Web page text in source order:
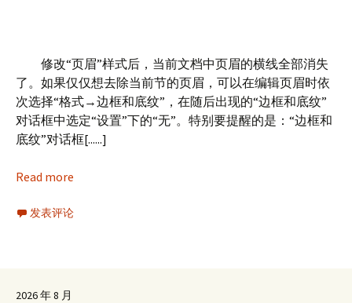
修改“页眉”样式后，当前文档中页眉的横线全部消失
了。如果仅仅想去除当前节的页眉，可以在编辑页眉时依
次选择“格式→边框和底纹”，在随后出现的“边框和底纹”
对话框中选定“设置”下的“无”。特别要提醒的是：“边框和
底纹”对话框[......]
Read more
发表评论
2026 年 8 月